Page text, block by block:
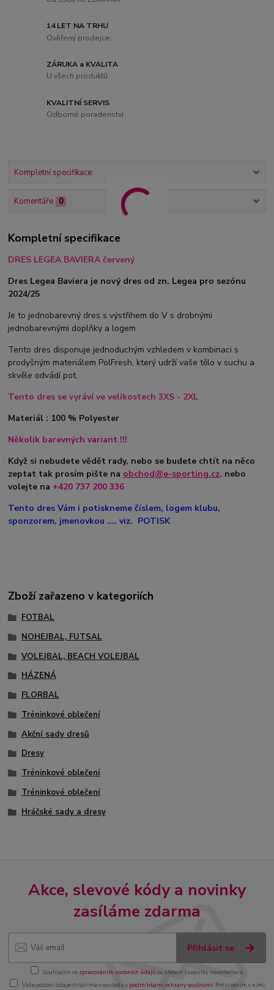
14 LET NA TRHU
Ověřený prodejce
ZÁRUKA a KVALITA
U všech produktů
KVALITNÍ SERVIS
Odborné poradenství
Kompletní specifikace
Komentáře 0
Kompletní specifikace
DRES LEGEA BAVIERA červený
Dres Legea Baviera je nový dres od zn. Legea pro sezónu
2024/25
Je to jednobarevný dres s výstřihem do V s drobnými
jednobarevnými doplňky a logem
Tento dres disponuje jednoduchým vzhledem v kombinaci s
prodyšným materiálem PolFresh, který udrží vaše tělo v suchu a
skvěle odvádí pot.
Tento dres se vyráví ve velikostech 3XS - 2XL
Materiál : 100 % Polyester
Několik barevných variant !!!
Když si nebudete vědět rady, nebo se budete chtít na něco
zeptat tak prosím pište na obchod@e-sporting.cz, nebo
volejte na +420 737 200 336
Tento dres Vám i potiskneme číslem, logem klubu,
sponzorem, jmenovkou .... viz. POTISK
Zboží zařazeno v kategoriích
FOTBAL
NOHEJBAL, FUTSAL
VOLEJBAL, BEACH VOLEJBAL
HÁZENÁ
FLORBAL
Tréninkové oblečení
Akční sady dresů
Dresy
Tréninkové oblečení
Tréninkové oblečení
Hráčské sady a dresy
Akce, slevové kódy a novinky
zasíláme zdarma
Přihlásit se
Souhlasím se zpracováním osobních údajůza účelem rozesílky newsletteru.
Vaše osobní údaje chráníme v souladu s podmínkami ochrany soukromí. Potvrzením s nimi